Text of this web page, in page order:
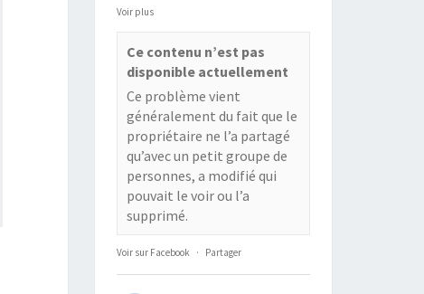
Voir plus
Ce contenu n’est pas
disponible actuellement
Ce problème vient
généralement du fait que le
propriétaire ne l’a partagé
qu’avec un petit groupe de
personnes, a modifié qui
pouvait le voir ou l’a
supprimé.
Voir sur Facebook · Partager